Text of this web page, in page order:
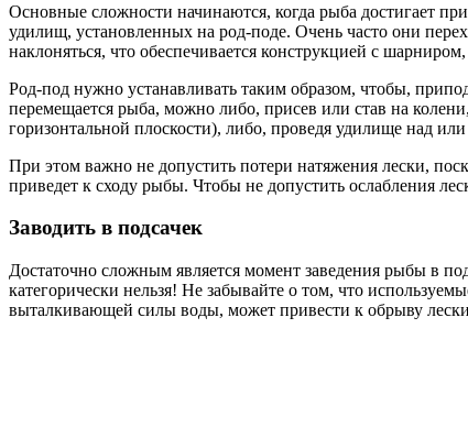
Основные сложности начинаются, когда рыба достигает
удилищ, установленных на род-поде. Очень часто они
наклоняться, что обеспечивается конструкцией с
Род-под нужно устанавливать таким образом, чтобы,
перемещается рыба, можно либо, присев или став на
горизонтальной плоскости), либо, проведя удилище над
При этом важно не допустить потери натяжения лески,
приведет к сходу рыбы. Чтобы не допустить ослабления
Заводить в подсачек
Достаточно сложным является момент заведения рыбы в
категорически нельзя! Не забывайте о том, что
выталкивающей силы воды, может привести к обрыву